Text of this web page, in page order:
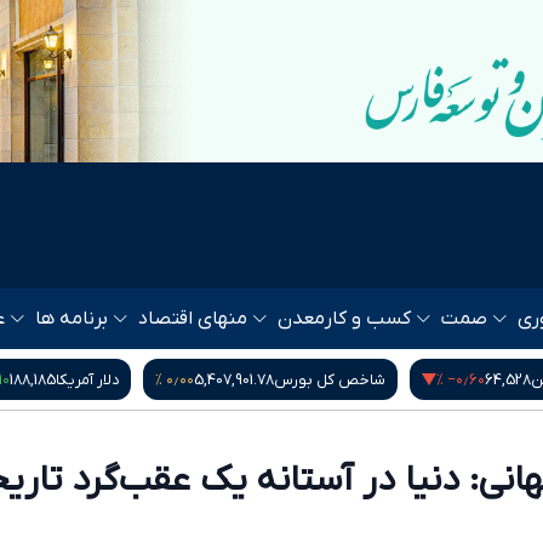
صمت کسب و کار معدن منهای اقتصاد برنامه ها
کل بورس 5,407,901.78۰٫۰۰ % دلار آمریکا188,185۰٫۱۰ % گرم طلای ۱۸ عیار
دنیا در آستانه یک عقب‌گرد